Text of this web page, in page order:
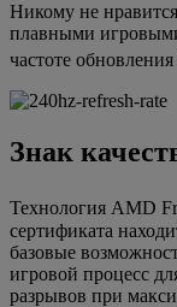
Никому не
плавными
частоте
Знак
Технология AMD
сертификата
базовые
игровой процесс
разрывов при